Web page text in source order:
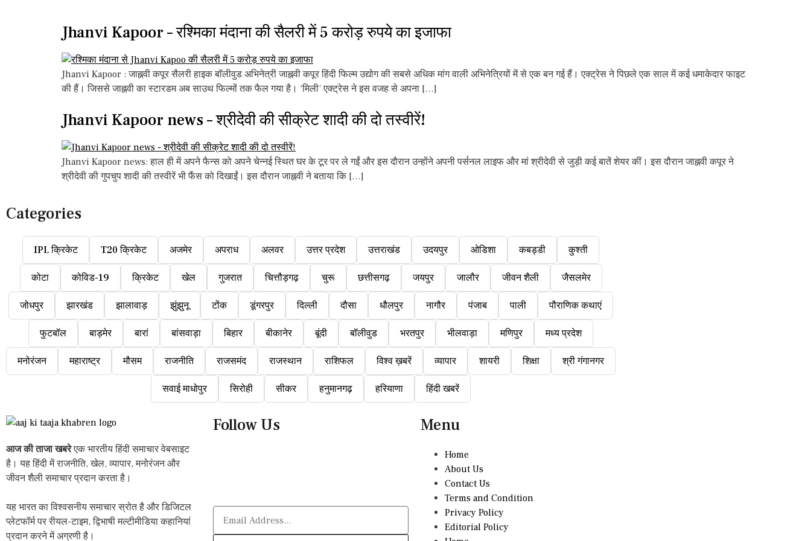
Jhanvi Kapoor – रश्मिका मंदाना की सैलरी में 5 करोड़ रुपये का इजाफा
Jhanvi Kapoor : जाह्नवी कपूर सैलरी हाइक बॉलीवुड अभिनेत्री जाह्नवी कपूर हिंदी फिल्म उद्योग की सबसे अधिक मांग वाली अभिनेत्रियों में से एक बन गई हैं। एक्ट्रेस ने पिछले एक साल में कई धमाकेदार फाइट
की हैं। जिससे जाह्नवी का स्टारडम अब साउथ फिल्मों तक फैल गया है। ‘मिली’ एक्ट्रेस ने इस वजह से अपना […]
Jhanvi Kapoor news – श्रीदेवी की सीक्रेट शादी की दो तस्वीरें!
Jhanvi Kapoor news: हाल ही में अपने फैन्स को अपने चेन्नई स्थित घर के टूर पर ले गईं और इस दौरान उन्होंने अपनी पर्सनल लाइफ और मां श्रीदेवी से जुड़ी कई बातें शेयर कीं। इस दौरान जाह्नवी कपूर ने
श्रीदेवी की गुपचुप शादी की तस्वीरें भी फैंस को दिखाईं। इस दौरान जाह्नवी ने बताया कि […]
Categories
IPL क्रिकेट T20 क्रिकेट अजमेर अपराध अलवर उत्तर प्रदेश उत्तराखंड उदयपुर ओडिशा कबड्डी कुश्ती
कोटा कोविड-19 क्रिकेट खेल गुजरात चित्तौड़गढ़ चुरू छत्तीसगढ़ जयपुर जालौर जीवन शैली जैसलमेर
जोधपुर झारखंड झालावाड़ झुंझुनू टोंक डूंगरपुर दिल्ली दौसा धौलपुर नागौर पंजाब पाली पौराणिक कथाएं
फुटबॉल बाड़मेर बारां बांसवाड़ा बिहार बीकानेर बूंदी बॉलीवुड भरतपुर भीलवाड़ा मणिपुर मध्य प्रदेश
मनोरंजन महाराष्ट्र मौसम राजनीति राजसमंद राजस्थान राशिफल विश्व ख़बरें व्यापार शायरी शिक्षा श्री गंगानगर
सवाई माधोपुर सिरोही सीकर हनुमानगढ़ हरियाणा हिंदी खबरें
आज की ताजा खबरेएक भारतीय हिंदी समाचार वेबसाइट
है। यह हिंदी में राजनीति, खेल, व्यापार, मनोरंजन और
जीवन शैली समाचार प्रदान करता है।
यह भारत का विश्वसनीय समाचार स्रोत है और डिजिटल
प्लेटफॉर्म पर रीयल-टाइम, द्विभाषी मल्टीमीडिया कहानियां
प्रदान करने में अग्रणी है।
Follow Us Menu
Home
About Us
Contact Us
Terms and Condition
Privacy Policy
Editorial Policy